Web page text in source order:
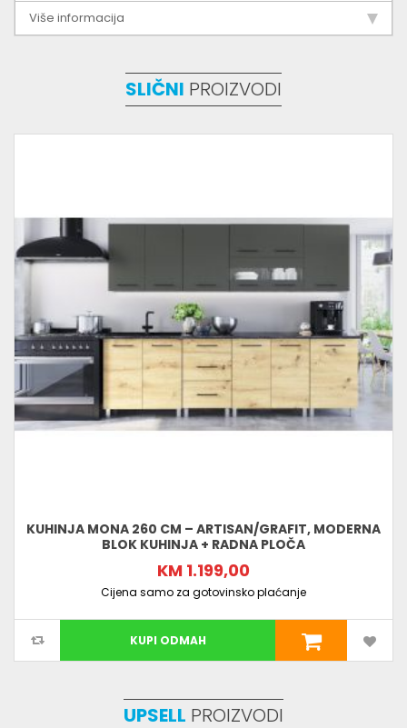
Više informacija
SLIČNI PROIZVODI
KUHINJA MONA 260 CM – ARTISAN/GRAFIT, MODERNA
BLOK KUHINJA + RADNA PLOČA
KM 1.199,00
Cijena samo za gotovinsko plaćanje
KUPI ODMAH
UPSELL PROIZVODI